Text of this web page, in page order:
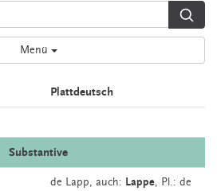
Menü
Plattdeutsch
Substantive
de Lapp, auch: Lappe, Pl.: de